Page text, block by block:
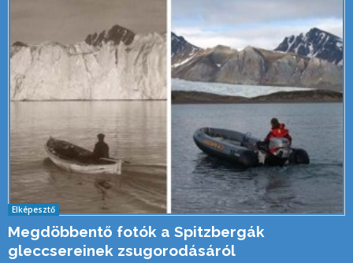
Elképesztő
Megdöbbentő fotók a Spitzbergák
gleccsereinek zsugorodásáról